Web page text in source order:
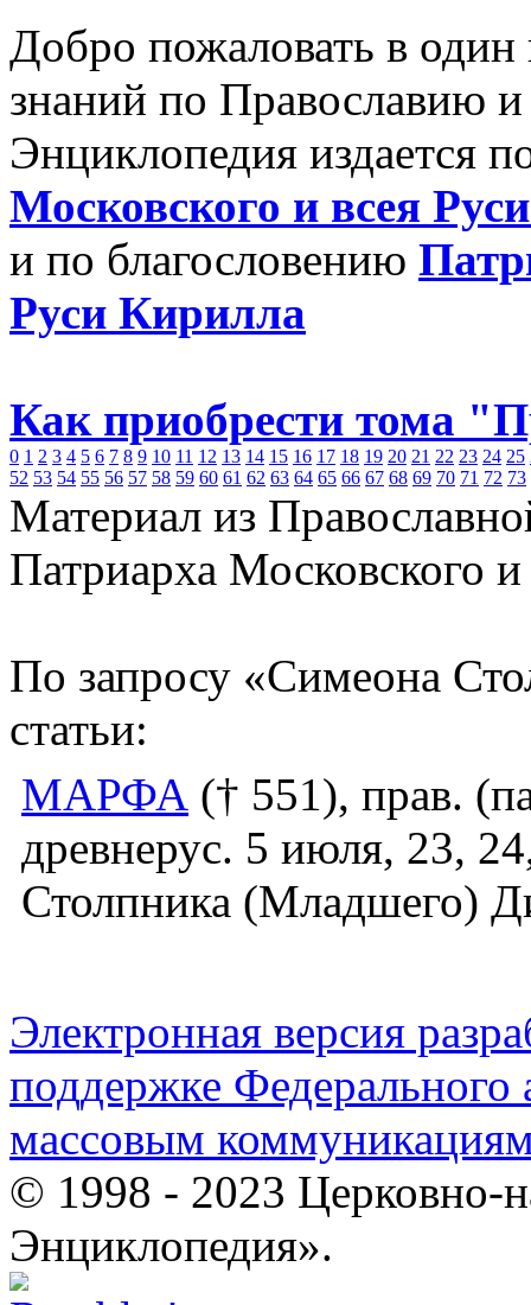
Добро пожаловать в
знаний по Православию
Энциклопедия издается
Московского и всея
и по благословению
Руси Кирилла
Как приобрести тома
0 1 2 3 4 5 6 7 8 9 10 11 12 13 14 15 16 17 18 19 20 21 22 23 24 25
52 53 54 55 56 57 58 59 60 61 62 63 64 65 66 67 68 69 70 71 72 73
Материал из
Патриарха Московского
По запросу «Симеона
статьи:
МАРФА († 551), прав.
древнерус. 5 июля, 23,
Столпника (Младшего)
Электронная версия
поддержке Федерального
массовым
© 1998 - 2023 Церковно-
Энциклопедия».